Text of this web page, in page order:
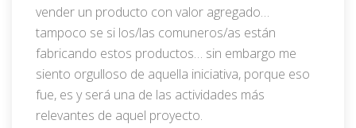
vender un producto con valor agregado…
tampoco se si los/las comuneros/as están
fabricando estos productos… sin embargo me
siento orgulloso de aquella iniciativa, porque eso
fue, es y será una de las actividades más
relevantes de aquel proyecto.